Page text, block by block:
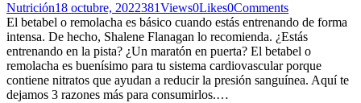
Nutrición18 octubre, 2022381Views0Likes0Comments
El betabel o remolacha es básico cuando estás entrenando de forma
intensa. De hecho, Shalene Flanagan lo recomienda. ¿Estás
entrenando en la pista? ¿Un maratón en puerta? El betabel o
remolacha es buenísimo para tu sistema cardiovascular porque
contiene nitratos que ayudan a reducir la presión sanguínea. Aquí te
dejamos 3 razones más para consumirlos.…